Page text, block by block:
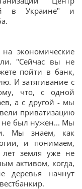
в Украине" и
экономические
"Сейчас вы не
пойти в банк,
И затягивание с
что, с одной
а с другой - мы
приватизацию
не был нужен... Мы
Мы знаем, как
и понимаем,
лет земля уже не
активом, когда,
деревья начнут